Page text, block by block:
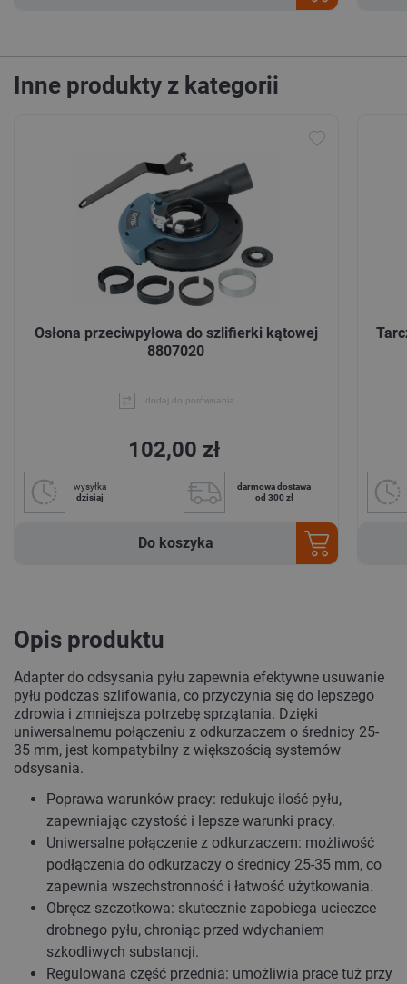
Inne produkty z kategorii
Osłona przeciwpyłowa do szlifierki kątowej
8807020
dodaj do porównania
102,00 zł
wysyłka
dzisiaj
darmowa dostawa
od 300 zł
Do koszyka
Opis produktu
Adapter do odsysania pyłu zapewnia efektywne usuwanie
pyłu podczas szlifowania, co przyczynia się do lepszego
zdrowia i zmniejsza potrzebę sprzątania. Dzięki
uniwersalnemu połączeniu z odkurzaczem o średnicy 25-
35 mm, jest kompatybilny z większością systemów
odsysania.
Poprawa warunków pracy: redukuje ilość pyłu,
zapewniając czystość i lepsze warunki pracy.
Uniwersalne połączenie z odkurzaczem: możliwość
podłączenia do odkurzaczy o średnicy 25-35 mm, co
zapewnia wszechstronność i łatwość użytkowania.
Obręcz szczotkowa: skutecznie zapobiega ucieczce
drobnego pyłu, chroniąc przed wdychaniem
szkodliwych substancji.
Regulowana część przednia: umożliwia prace tuż przy